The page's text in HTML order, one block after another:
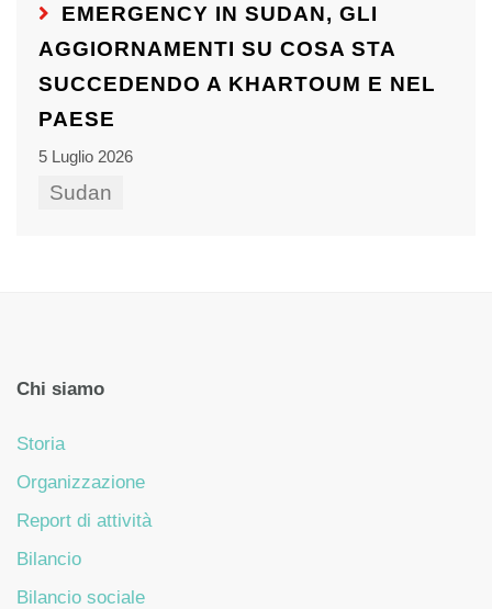
EMERGENCY IN SUDAN, GLI
AGGIORNAMENTI SU COSA STA
SUCCEDENDO A KHARTOUM E NEL
PAESE
5 Luglio 2026
Sudan
Chi siamo
Storia
Organizzazione
Report di attività
Bilancio
Bilancio sociale